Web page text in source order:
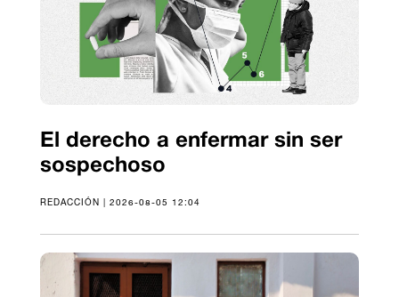
El derecho a enfermar sin ser
sospechoso
REDACCIÓN | 2026-08-05 12:04